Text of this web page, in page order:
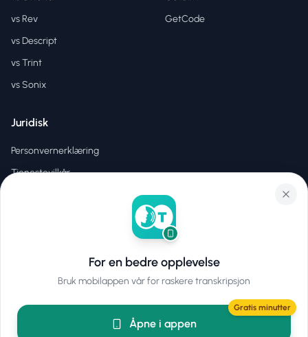
vs Rev
vs Descript
vs Trint
vs Sonix
GetCode
Juridisk
Personvernerklæring
Tjenestevilkår
Hear2Text.Alle rettigheter forbeholdt.
For en bedre opplevelse
Bruk mobilappen vår for raskere transkripsjon
Åpne i appen
Gratis minutter